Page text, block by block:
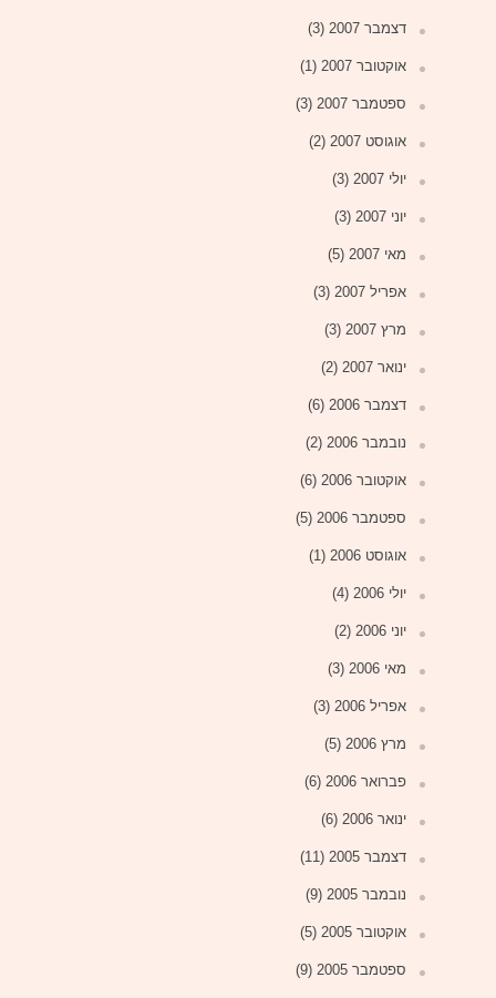
דצמבר 2007 (3)
אוקטובר 2007 (1)
ספטמבר 2007 (3)
אוגוסט 2007 (2)
יולי 2007 (3)
יוני 2007 (3)
מאי 2007 (5)
אפריל 2007 (3)
מרץ 2007 (3)
ינואר 2007 (2)
דצמבר 2006 (6)
נובמבר 2006 (2)
אוקטובר 2006 (6)
ספטמבר 2006 (5)
אוגוסט 2006 (1)
יולי 2006 (4)
יוני 2006 (2)
מאי 2006 (3)
אפריל 2006 (3)
מרץ 2006 (5)
פברואר 2006 (6)
ינואר 2006 (6)
דצמבר 2005 (11)
נובמבר 2005 (9)
אוקטובר 2005 (5)
ספטמבר 2005 (9)